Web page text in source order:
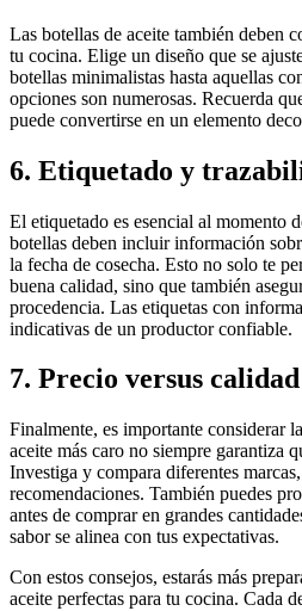
Las botellas de aceite también deben
tu cocina. Elige un diseño que se
botellas minimalistas hasta aquellas
opciones son numerosas. Recuerda
puede convertirse en un elemento
6. Etiquetado y
El etiquetado es esencial al momento
botellas deben incluir información
la fecha de cosecha. Esto no solo te
buena calidad, sino que también
procedencia. Las etiquetas con
indicativas de un productor confiable.
7. Precio versus calidad
Finalmente, es importante considerar
aceite más caro no siempre garantiza
Investiga y compara diferentes
recomendaciones. También puedes
antes de comprar en grandes
sabor se alinea con tus expectativas.
Con estos consejos, estarás más
aceite perfectas para tu cocina. Cada